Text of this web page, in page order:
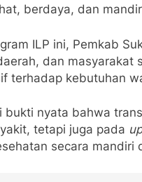
berdaya, dan
ILP ini, Pemkab
dan masyarakat
terhadap kebutuhan
bukti nyata bahwa
tetapi juga pada
secara mandiri